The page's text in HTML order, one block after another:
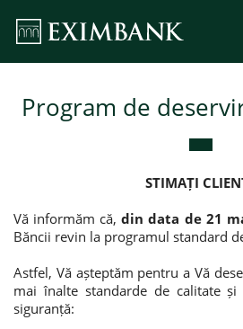
Program de
STIMAȚI
Vă informăm că,din data de 21
Băncii revin la programul standard
Astfel, Vă așteptăm pentru a Vă
mai înalte standarde de calitate
siguranță: